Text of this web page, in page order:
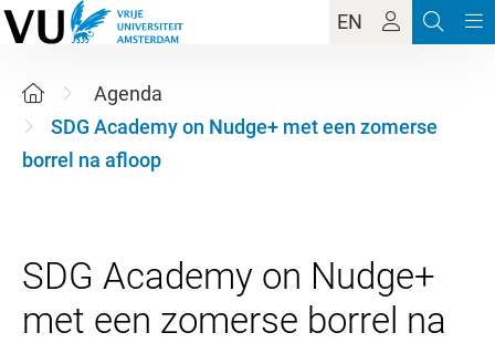
EN
Agenda
SDG Academy on Nudge+ met een zomerse
borrel na afloop
SDG Academy on Nudge+
met een zomerse borrel na